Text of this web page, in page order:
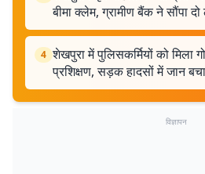
बीमा क्लेम, ग्रामीण बैंक ने सौंपा
4 शेखपुरा में पुलिसकर्मियों को
प्रशिक्षण, सड़क हादसों में जान
विज्ञापन